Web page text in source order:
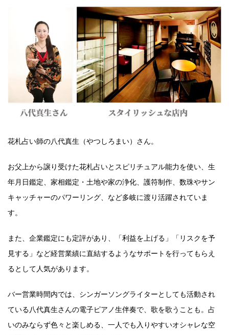
花札占い師の八代真生（やつしろまい）さん。
お父上から譲り受けた花札占いとスピリチュアル能力を使い、生
年月日鑑定、家相鑑定・土地や家の浄化、護符制作、数珠やサン
キャッチャーのパワーリング、など多岐に渡り活躍されていま
す。
また、企業鑑定にも定評があり、「利益を上げる」「リスクを予
見する」など経営業績に直結するようなサポートを行ってもらえ
るとして人気があります。
バー営業時間内では、シンガーソングライターとしても活動され
ている八代真生さんの電子ピアノ生伴奏で、歌を歌うことも。占
いのみならず色々と楽しめる、一人でも入りやすいオシャレな空